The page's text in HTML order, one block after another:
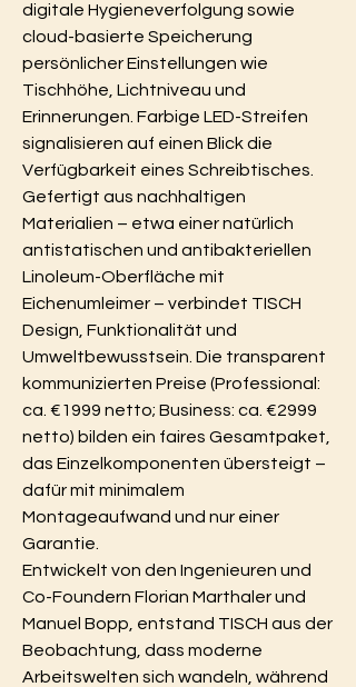
digitale Hygieneverfolgung sowie
cloud-basierte Speicherung
persönlicher Einstellungen wie
Tischhöhe, Lichtniveau und
Erinnerungen. Farbige LED-Streifen
signalisieren auf einen Blick die
Verfügbarkeit eines Schreibtisches.
Gefertigt aus nachhaltigen
Materialien – etwa einer natürlich
antistatischen und antibakteriellen
Linoleum-Oberfläche mit
Eichenumleimer – verbindet TISCH
Design, Funktionalität und
Umweltbewusstsein. Die transparent
kommunizierten Preise (Professional:
ca. €1999 netto; Business: ca. €2999
netto) bilden ein faires Gesamtpaket,
das Einzelkomponenten übersteigt –
dafür mit minimalem
Montageaufwand und nur einer
Garantie.
Entwickelt von den Ingenieuren und
Co-Foundern Florian Marthaler und
Manuel Bopp, entstand TISCH aus der
Beobachtung, dass moderne
Arbeitswelten sich wandeln, während